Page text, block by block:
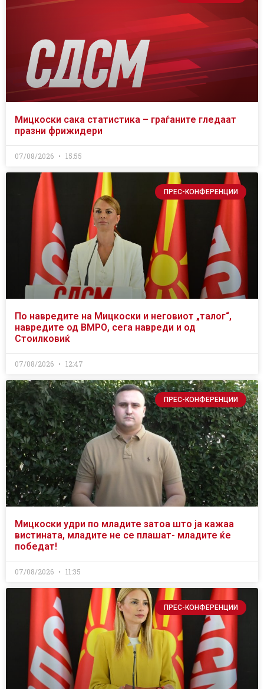
Мицкоски сака статистика – граѓаните гледаат
празни фрижидери
07/08/2026 15:55
ПРЕС-КОНФЕРЕНЦИИ
По навредите на Мицкоски и неговиот „талог“,
навредите од ВМРО, сега навреди и од
Стоилковиќ
07/08/2026 12:47
ПРЕС-КОНФЕРЕНЦИИ
Мицкоски удри по младите затоа што ја кажаа
вистината, младите не се плашат- младите ќе
победат!
07/08/2026 11:35
ПРЕС-КОНФЕРЕНЦИИ